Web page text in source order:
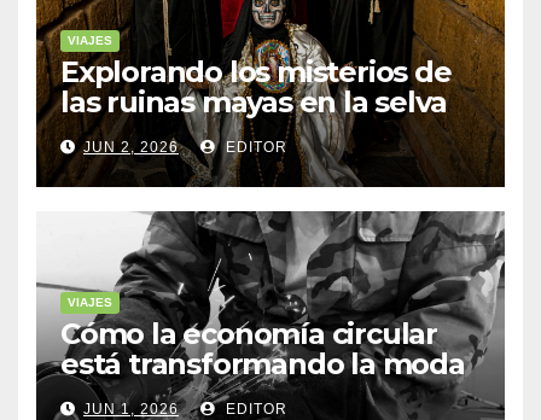
VIAJES
Explorando los misterios de
las ruinas mayas en la selva
de Yucatán
JUN 2, 2026 EDITOR
VIAJES
Cómo la economía circular
está transformando la moda
sostenible
JUN 1, 2026 EDITOR